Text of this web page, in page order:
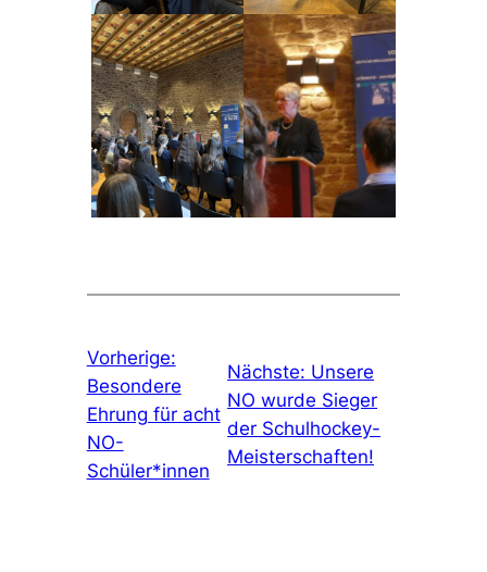
Vorherige:
Besondere
Ehrung für acht
NO-
Schüler*innen
Nächste: Unsere
NO wurde Sieger
der Schulhockey-
Meisterschaften!